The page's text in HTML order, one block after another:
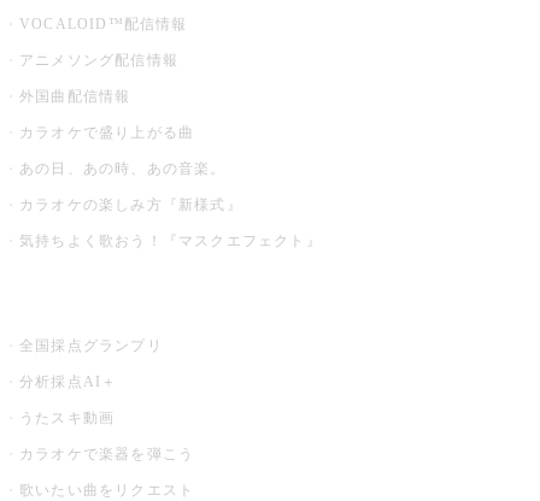
VOCALOID™配信情報
アニメソング配信情報
外国曲配信情報
カラオケで盛り上がる曲
あの日、あの時、あの音楽。
カラオケの楽しみ方『新様式』
気持ちよく歌おう！『マスクエフェクト』
全国採点グランプリ
分析採点AI＋
うたスキ動画
カラオケで楽器を弾こう
歌いたい曲をリクエスト